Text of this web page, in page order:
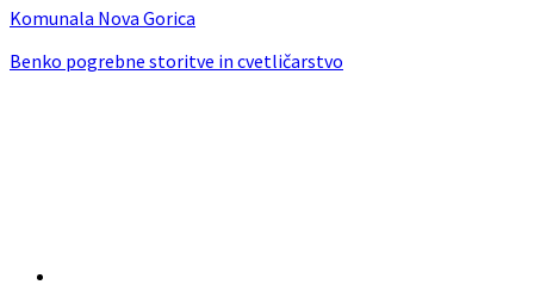
Komunala Nova Gorica
Benko pogrebne storitve in cvetličarstvo